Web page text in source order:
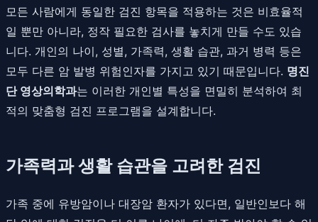
모든 사람에게 동일한 검진 항목을 적용하는 것은 비효율적
일 뿐만 아니라, 정작 필요한 검사를 놓치게 만들 수도 있습
니다. 개인의 나이, 성별, 가족력, 생활 습관, 과거 병력 등은
모두 다른 암 발병 위험인자를 가지고 있기 때문입니다. 명진
단 영상의학과는 이러한 개인별 특성을 면밀히 분석하여 최
적의 맞춤형 검진 프로그램을 설계합니다.
가족력과 생활 습관을 고려한 검진
가족 중에 유방암이나 대장암 환자가 있다면, 일반인보다 해